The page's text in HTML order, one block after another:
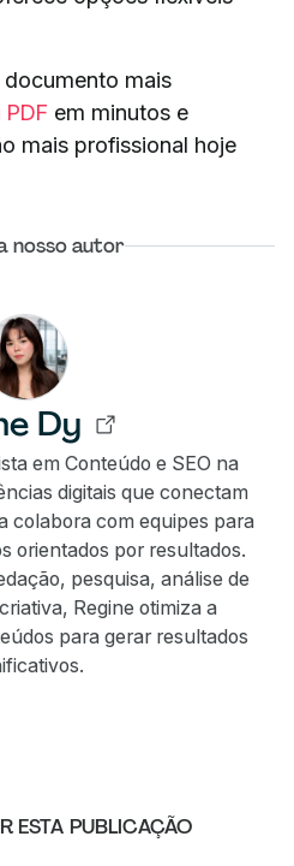
documento mais
em minutos e
mais profissional hoje
nosso autor
Dy
em Conteúdo e SEO na
digitais que conectam
colabora com equipes para
orientados por resultados.
pesquisa, análise de
Regine otimiza a
para gerar resultados
ESTA PUBLICAÇÃO